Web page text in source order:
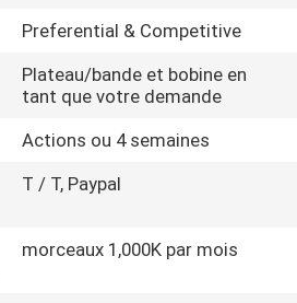
Preferential & Competitive
Plateau/bande et bobine en
tant que votre demande
Actions ou 4 semaines
T / T, Paypal
morceaux 1,000K par mois